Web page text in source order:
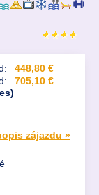
448,80 €
705,10 €
zájazdu »